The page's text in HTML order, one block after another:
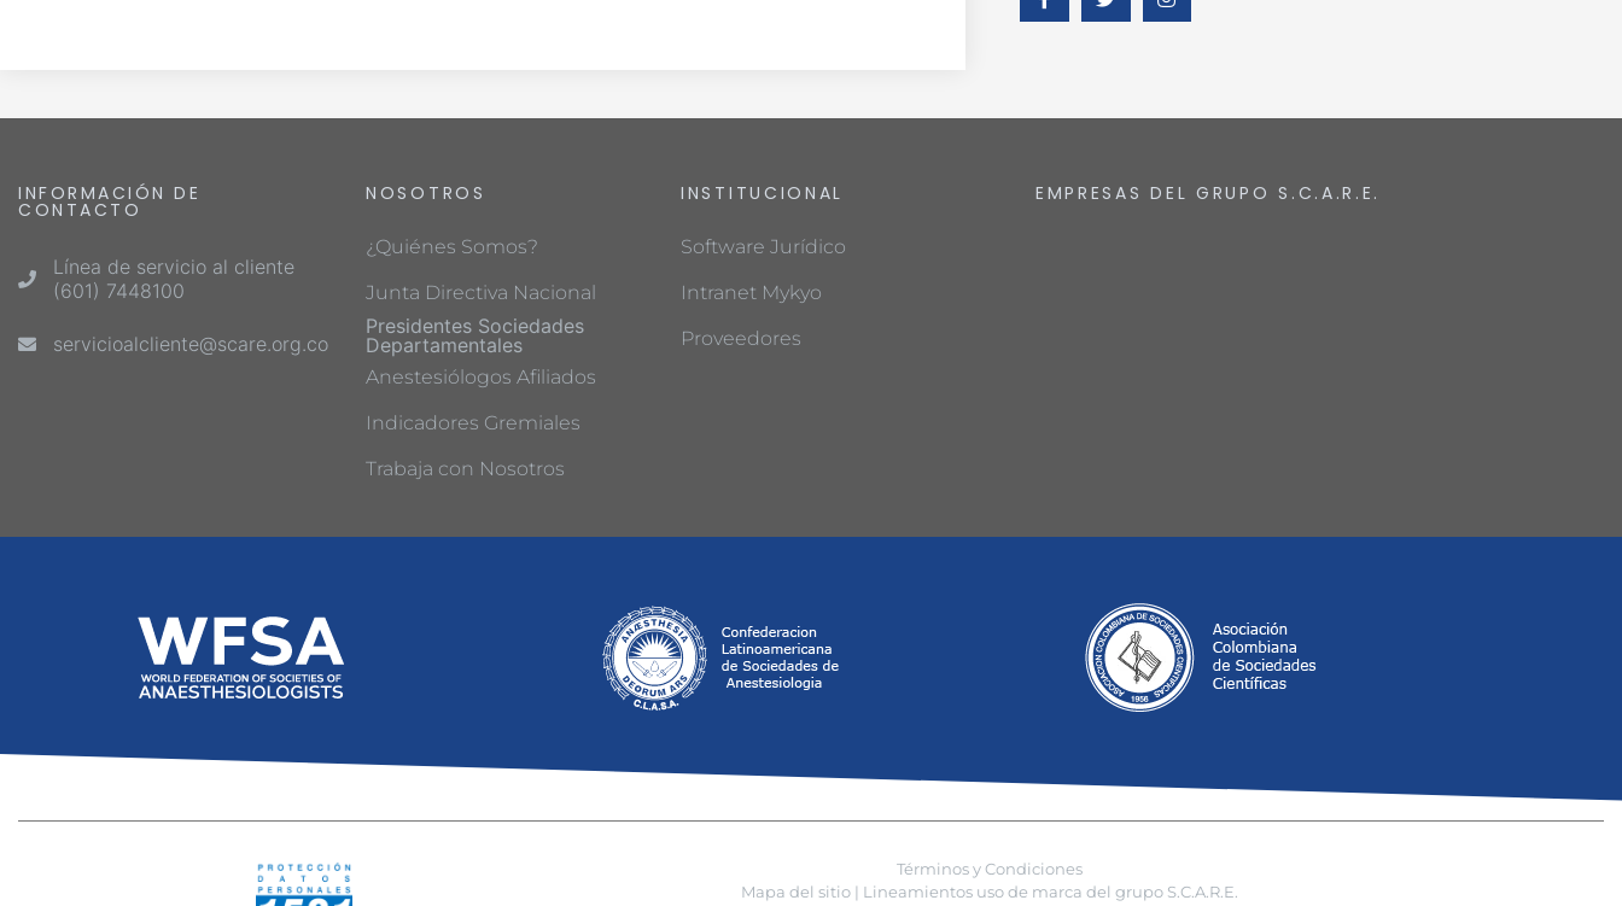
INFORMACIÓN DE
CONTACTO
Línea de servicio al cliente
(601) 7448100
servicioalcliente@scare.org.co
NOSOTROS
¿Quiénes Somos?
Junta Directiva Nacional
Presidentes Sociedades
Departamentales
Anestesiólogos Afiliados
Indicadores Gremiales
Trabaja con Nosotros
INSTITUCIONAL
Software Jurídico
Intranet Mykyo
Proveedores
EMPRESAS DEL GRUPO S.C.A.R.E.
Términos y Condiciones
Mapa del sitio |
Lineamientos uso de marca del grupo S.C.A.R.E.